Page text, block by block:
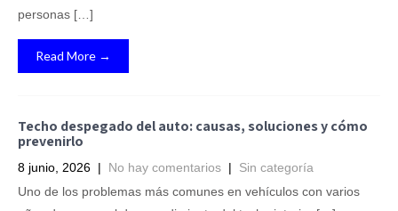
personas […]
Read More →
Techo despegado del auto: causas, soluciones y cómo
prevenirlo
8 junio, 2026 | No hay comentarios | Sin categoría
Uno de los problemas más comunes en vehículos con varios